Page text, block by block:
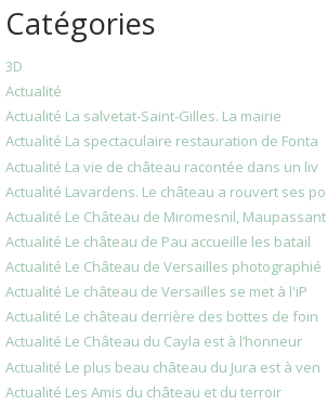
Catégories
3D
Actualité
Actualité La salvetat-Saint-Gilles. La mairie
Actualité La spectaculaire restauration de Fonta
Actualité La vie de château racontée dans un liv
Actualité Lavardens. Le château a rouvert ses po
Actualité Le Château de Miromesnil, Maupassant
Actualité Le château de Pau accueille les batail
Actualité Le Château de Versailles photographié
Actualité Le château de Versailles se met à l'iP
Actualité Le château derrière des bottes de foin
Actualité Le Château du Cayla est à l’honneur
Actualité Le plus beau château du Jura est à ven
Actualité Les Amis du château et du terroir